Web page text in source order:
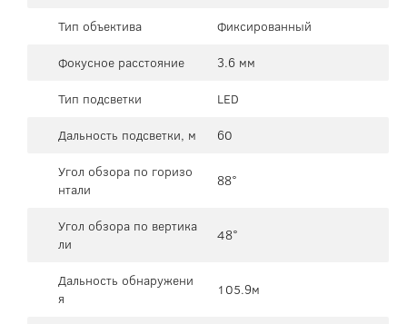
Тип объектива
Фиксированный
Фокусное расстояние
3.6 мм
Тип подсветки
LED
Дальность подсветки, м
60
Угол обзора по горизо
нтали
88°
Угол обзора по вертика
ли
48°
Дальность обнаружени
я
105.9м